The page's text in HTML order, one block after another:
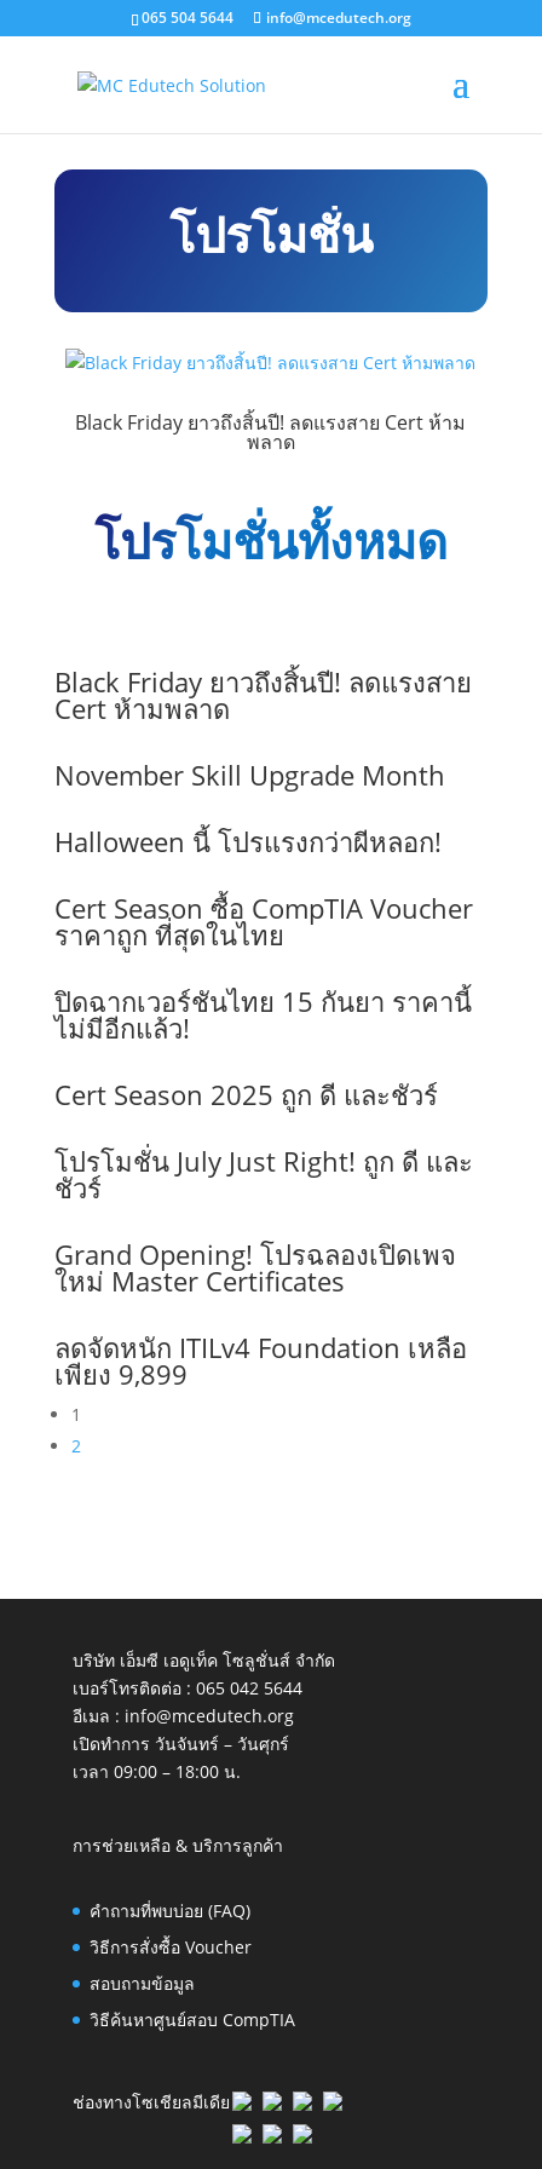
065 504 5644 info@mcedutech.org
โปรโมชั่น
Black Friday ยาวถึงสิ้นปี! ลดแรงสาย Cert ห้าม
พลาด
โปรโมชั่นทั้งหมด
Black Friday ยาวถึงสิ้นปี! ลดแรงสาย
Cert ห้ามพลาด
November Skill Upgrade Month
Halloween นี้ โปรแรงกว่าผีหลอก!
Cert Season ซื้อ CompTIA Voucher
ราคาถูก ที่สุดในไทย
ปิดฉากเวอร์ชันไทย 15 กันยา ราคานี้
ไม่มีอีกแล้ว!
Cert Season 2025 ถูก ดี และชัวร์
โปรโมชั่น July Just Right! ถูก ดี และ
ชัวร์
Grand Opening! โปรฉลองเปิดเพจ
ใหม่ Master Certificates
ลดจัดหนัก ITILv4 Foundation เหลือ
เพียง 9,899
1
2
บริษัท เอ็มซี เอดูเท็ค โซลูชั่นส์ จำกัด
เบอร์โทรติดต่อ : 065 042 5644
อีเมล : info@mcedutech.org
เปิดทำการ วันจันทร์ – วันศุกร์
เวลา 09:00 – 18:00 น.
การช่วยเหลือ & บริการลูกค้า
คำถามที่พบบ่อย (FAQ)
วิธีการสั่งซื้อ Voucher
สอบถามข้อมูล
วิธีค้นหาศูนย์สอบ CompTIA
ช่องทางโซเชียลมีเดีย